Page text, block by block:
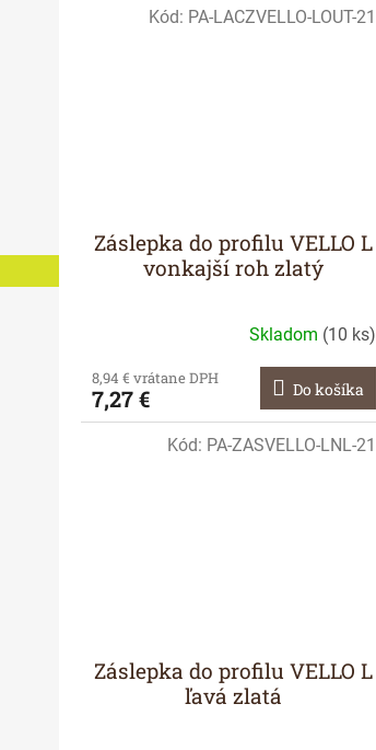
Záslepka do profilu VELLO L
vonkajší roh zlatý
Skladom (10 ks)
8,94 € vrátane DPH
7,27 € Do košíka
Kód: PA-LACZVELLO-LOUT-21
Záslepka do profilu VELLO L
ľavá zlatá
Kód: PA-ZASVELLO-LNL-21